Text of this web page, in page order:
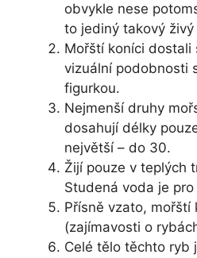
obvykle nese
to jediný takový
Mořští koníci dostali
vizuální podobnosti
figurkou.
Nejmenší druhy
dosahují délky
největší – do 30.
Žijí pouze v teplých
Studená voda je
Přísně vzato, mořští
(zajímavosti o
Celé tělo těchto ryb